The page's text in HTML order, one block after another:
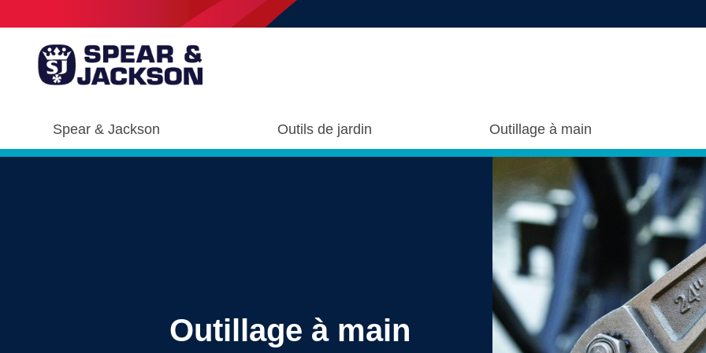
Spear & Jackson Outils de jardin Outillage à main
Outillage à main